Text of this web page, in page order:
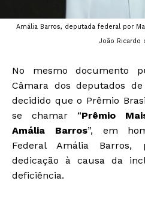
Amália Barros, deputada federal por
João Ricardo
No mesmo documento
Câmara dos deputados
decidido que o Prêmio
se chamar “Prêmio
Amália Barros”, em
Federal Amália
dedicação à causa da
deficiência.